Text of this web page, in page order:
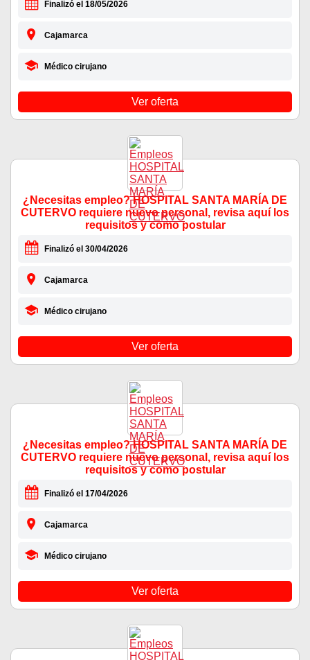
Finalizó el 18/05/2026
Cajamarca
Médico cirujano
Ver oferta
¿Necesitas empleo? HOSPITAL SANTA MARÍA DE
CUTERVO requiere nuevo personal, revisa aquí los
requisitos y como postular
Finalizó el 30/04/2026
Cajamarca
Médico cirujano
Ver oferta
¿Necesitas empleo? HOSPITAL SANTA MARÍA DE
CUTERVO requiere nuevo personal, revisa aquí los
requisitos y como postular
Finalizó el 17/04/2026
Cajamarca
Médico cirujano
Ver oferta